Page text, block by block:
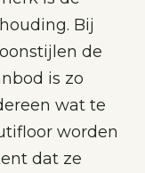
Bij
de
is zo
wat te
worden
dat ze